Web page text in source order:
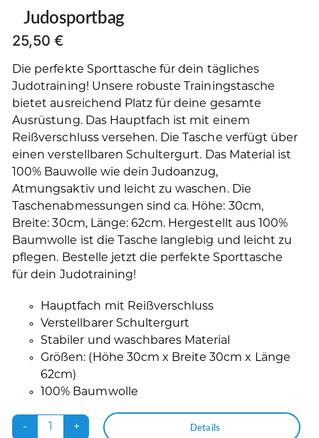
Judosportbag
25,50€
Die perfekte Sporttasche für dein tägliches
Judotraining! Unsere robuste Trainingstasche
bietet ausreichend Platz für deine gesamte
Ausrüstung. Das Hauptfach ist mit einem
Reißverschluss versehen. Die Tasche verfügt über
einen verstellbaren Schultergurt. Das Material ist
100% Bauwolle wie dein Judoanzug,
Atmungsaktiv und leicht zu waschen. Die
Taschenabmessungen sind ca. Höhe: 30cm,
Breite: 30cm, Länge: 62cm. Hergestellt aus 100%
Baumwolle ist die Tasche langlebig und leicht zu
pflegen. Bestelle jetzt die perfekte Sporttasche
für dein Judotraining!
Hauptfach mit Reißverschluss
Verstellbarer Schultergurt
Stabiler und waschbares Material
Größen: (Höhe 30cm x Breite 30cm x Länge
62cm)
100% Baumwolle
Judosportbag
Details